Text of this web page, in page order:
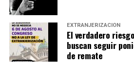
EXTRANJERIZACIÓN
El verdadero
buscan seguir
de remate